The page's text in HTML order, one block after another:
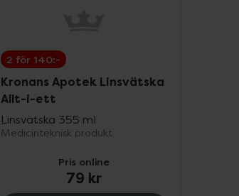
2 för 140:-
Kronans Apotek Linsvätska
Allt-i-ett
Linsvätska 355 ml
Medicinteknisk produkt
Pris online
79 kr